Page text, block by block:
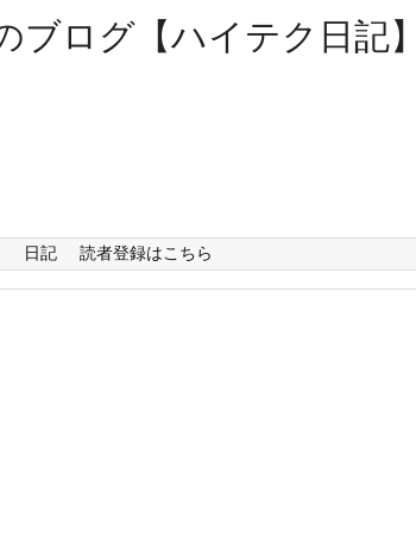
日記 読者登録はこちら